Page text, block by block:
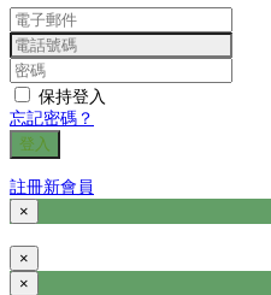
保持登入
忘記密碼？
登入
註冊新會員
×
×
×